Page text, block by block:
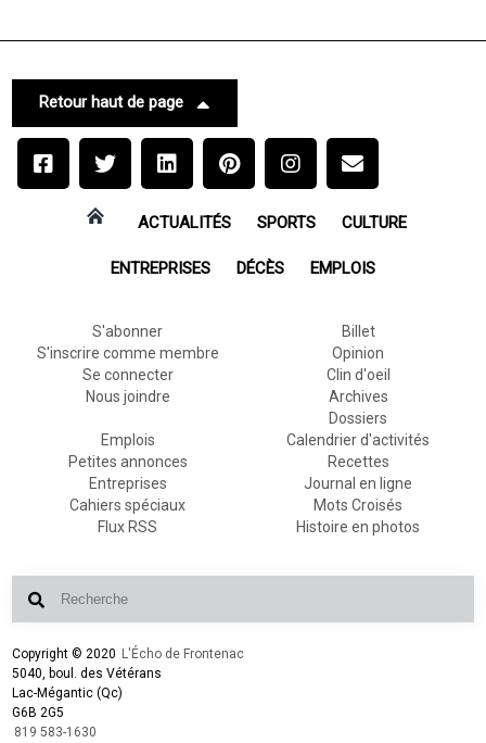
Retour haut de page
ACTUALITÉS SPORTS CULTURE
ENTREPRISES DÉCÈS EMPLOIS
S'abonner
S'inscrire comme membre
Se connecter
Nous joindre
Billet
Opinion
Clin d'oeil
Archives
Dossiers
Emplois
Petites annonces
Entreprises
Cahiers spéciaux
Flux RSS
Calendrier d'activités
Recettes
Journal en ligne
Mots Croisés
Histoire en photos
Copyright © 2020 L'Écho de Frontenac
5040, boul. des Vétérans
Lac-Mégantic (Qc)
G6B 2G5
819 583-1630